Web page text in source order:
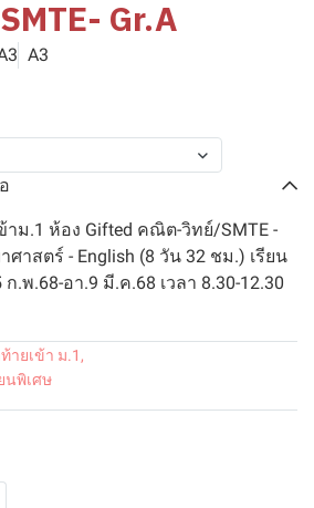
Gr.A
A3
าม.1 ห้อง Gifted คณิต-วิทย์/SMTE -
าสตร์ - English (8 วัน 32 ชม.) เรียน
ก.พ.68-อา.9 มี.ค.68 เวลา 8.30-12.30
ายเข้า ม.1 ,
นพิเศษ